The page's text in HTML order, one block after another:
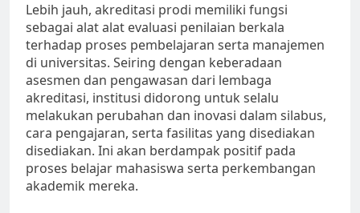
Lebih jauh, akreditasi prodi memiliki fungsi
sebagai alat alat evaluasi penilaian berkala
terhadap proses pembelajaran serta manajemen
di universitas. Seiring dengan keberadaan
asesmen dan pengawasan dari lembaga
akreditasi, institusi didorong untuk selalu
melakukan perubahan dan inovasi dalam silabus,
cara pengajaran, serta fasilitas yang disediakan
disediakan. Ini akan berdampak positif pada
proses belajar mahasiswa serta perkembangan
akademik mereka.